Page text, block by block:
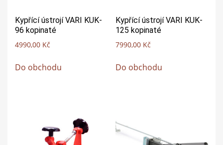
Kypřící ústrojí VARI KUK-
96 kopinaté
4990,00 Kč
Do obchodu
Kypřící ústrojí VARI KUK-
125 kopinaté
7990,00 Kč
Do obchodu